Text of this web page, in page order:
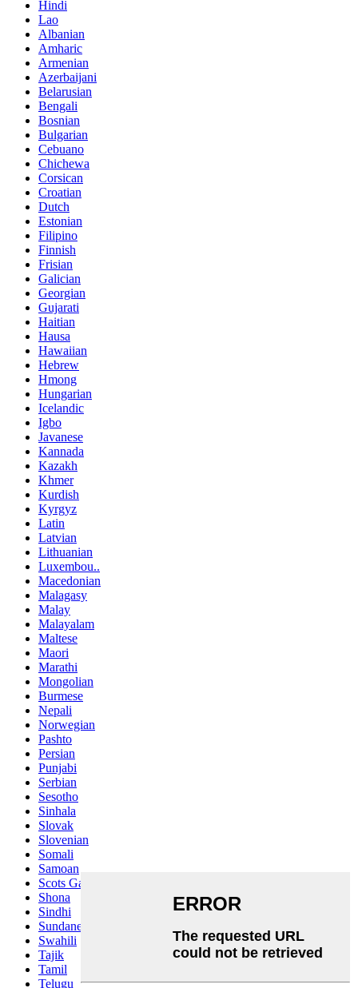
Hindi
Lao
Albanian
Amharic
Armenian
Azerbaijani
Belarusian
Bengali
Bosnian
Bulgarian
Cebuano
Chichewa
Corsican
Croatian
Dutch
Estonian
Filipino
Finnish
Frisian
Galician
Georgian
Gujarati
Haitian
Hausa
Hawaiian
Hebrew
Hmong
Hungarian
Icelandic
Igbo
Javanese
Kannada
Kazakh
Khmer
Kurdish
Kyrgyz
Latin
Latvian
Lithuanian
Luxembou..
Macedonian
Malagasy
Malay
Malayalam
Maltese
Maori
Marathi
Mongolian
Burmese
Nepali
Norwegian
Pashto
Persian
Punjabi
Serbian
Sesotho
Sinhala
Slovak
Slovenian
Somali
Samoan
Scots Gaelic
Shona
Sindhi
Sundanese
Swahili
Tajik
Tamil
Telugu